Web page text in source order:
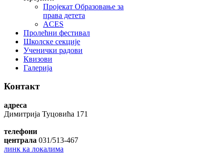
Пројекат Образовање за
права детета
ACES
Пролећни фестивал
Школске секције
Ученички радови
Квизови
Галерија
Контакт
адреса
Димитрија Туцовића 171
телефони
централа 031/513-467
линк ка локалима